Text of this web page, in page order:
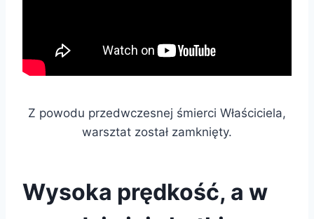
Z powodu przedwczesnej śmierci Właściciela,
warsztat został zamknięty.
Wysoka prędkość, a w